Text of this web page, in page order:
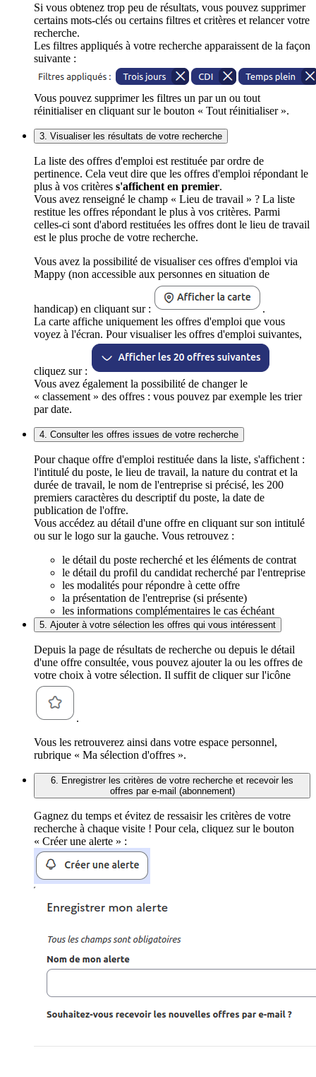
Si vous obtenez trop peu de résultats, vous pouvez supprimer
certains mots-clés ou certains filtres et critères et relancer votre
recherche.
Les filtres appliqués à votre recherche apparaissent de la façon
suivante :
Vous pouvez supprimer les filtres un par un ou tout
réinitialiser en cliquant sur le bouton « Tout réinitialiser ».
3. Visualiser les résultats de votre recherche
La liste des offres d'emploi est restituée par ordre de
pertinence. Cela veut dire que les offres d'emploi répondant le
plus à vos critères s'affichent en premier.
Vous avez renseigné le champ « Lieu de travail » ? La liste
restitue les offres répondant le plus à vos critères. Parmi
celles-ci sont d'abord restituées les offres dont le lieu de travail
est le plus proche de votre recherche.
Vous avez la possibilité de visualiser ces offres d'emploi via
Mappy (non accessible aux personnes en situation de
handicap) en cliquant sur :
.
La carte affiche uniquement les offres d'emploi que vous
voyez à l'écran. Pour visualiser les offres d'emploi suivantes,
cliquez sur :
Vous avez également la possibilité de changer le
« classement » des offres : vous pouvez par exemple les trier
par date.
4. Consulter les offres issues de votre recherche
Pour chaque offre d'emploi restituée dans la liste, s'affichent :
l'intitulé du poste, le lieu de travail, la nature du contrat et la
durée de travail, le nom de l'entreprise si précisé, les 200
premiers caractères du descriptif du poste, la date de
publication de l'offre.
Vous accédez au détail d'une offre en cliquant sur son intitulé
ou sur le logo sur la gauche. Vous retrouvez :
le détail du poste recherché et les éléments de contrat
le détail du profil du candidat recherché par l'entreprise
les modalités pour répondre à cette offre
la présentation de l'entreprise (si présente)
les informations complémentaires le cas échéant
5. Ajouter à votre sélection les offres qui vous intéressent
Depuis la page de résultats de recherche ou depuis le détail
d'une offre consultée, vous pouvez ajouter la ou les offres de
votre choix à votre sélection. Il suffit de cliquer sur l'icône
.
Vous les retrouverez ainsi dans votre espace personnel,
rubrique « Ma sélection d'offres ».
6. Enregistrer les critères de votre recherche et recevoir les
offres par e-mail (abonnement)
Gagnez du temps et évitez de ressaisir les critères de votre
recherche à chaque visite ! Pour cela, cliquez sur le bouton
« Créer une alerte » :